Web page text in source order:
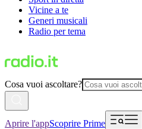
Vicine a te
Generi musicali
Radio per tema
Cosa vuoi ascoltare?
Aprire l'appScoprire Prime